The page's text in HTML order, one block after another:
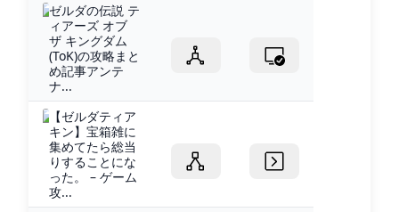
ゼルダの伝説 テ
ィアーズ オブ
ザ キングダム
(ToK)の攻略まと
め記事アンテ
ナ...
【ゼルダティア
キン】宝箱雑に
集めてたら総当
りすることにな
った。 – ゲーム
攻...